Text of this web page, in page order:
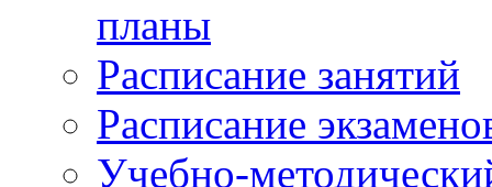
планы
Расписание занятий
Расписание
Учебно-